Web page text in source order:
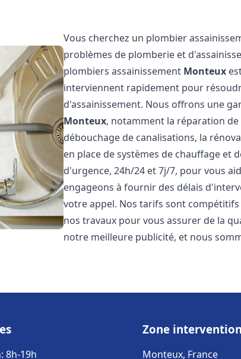
Vous cherchez un plombier
problèmes de plomberie et
plombiers assainissement Monteux
interviennent rapidement pour
d'assainissement. Nous offrons une
Monteux, notamment la réparation de
débouchage de canalisations, la
en place de systèmes de chauffage et
d'urgence, 24h/24 et 7j/7, pour vous
engageons à fournir des délais
votre appel. Nos tarifs sont
nos travaux pour vous assurer de la
notre meilleure publicité, et nous
8h-19h
Zone intervention
Monteux, France